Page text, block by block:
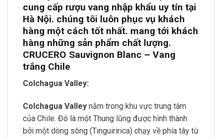
cung cấp rượu vang nhập khẩu uy tín tại
Hà Nội. chúng tôi luôn phục vụ khách
hàng một cách tốt nhất. mang tới khách
hàng những sản phẩm chất lượng.
CRUCERO Sauvignon Blanc – Vang
trắng Chile
Colchagua Valley:
Colchagua Valley nằm trong khu vực trung tâm
của Chile. Đó là một Thung lũng được hình thành
bởi một dòng sông (Tinguiririca) chạy về phía tây từ